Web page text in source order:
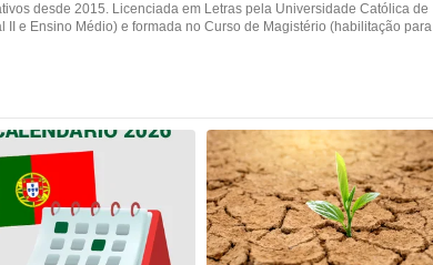
desde 2015. Licenciada em Letras pela Universidade Católica de
e Ensino Médio) e formada no Curso de Magistério (habilitação para